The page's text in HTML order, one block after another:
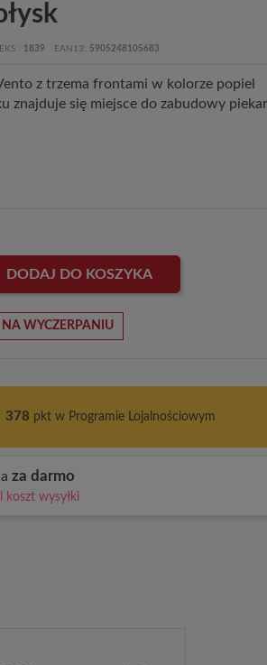
1839 EAN13 5905248105683
z trzema frontami w kolorze popiel
znajduje się miejsce do zabudowy
DODAJ DO KOSZYKA
WYCZERPANIU
378 pkt w Programie Lojalnościowym
za darmo
koszt wysyłki